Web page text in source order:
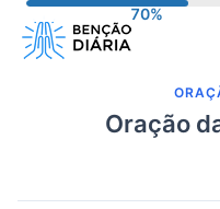
para
Oração